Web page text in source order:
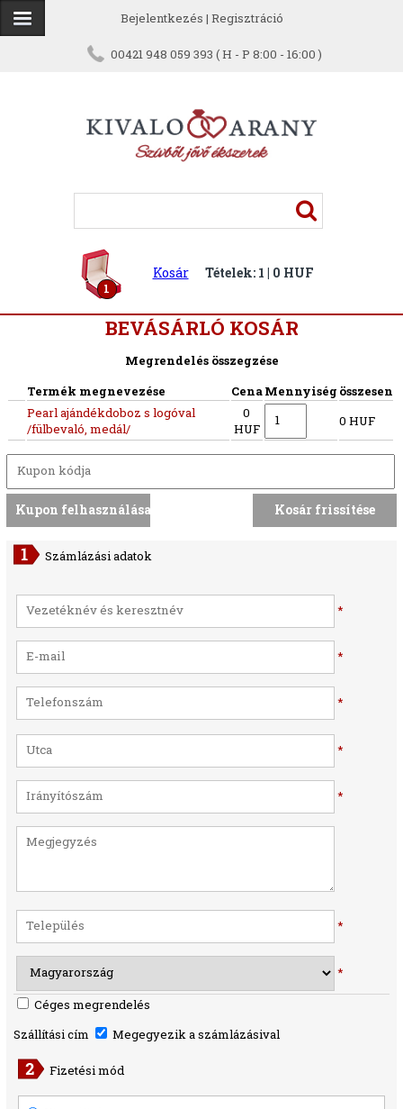
Bejelentkezés | Regisztráció
00421 948 059 393 ( H - P 8:00 - 16:00 )
1
Kosár Tételek: 1 | 0 HUF
BEVÁSÁRLÓ KOSÁR
Megrendelés összegzése
Termék megnevezése
CenaMennyiség összesen
Pearl ajándékdoboz s logóval
/fülbevaló, medál/
0
HUF
0 HUF
Számlázási adatok
*
*
*
*
*
*
*
Céges megrendelés
Szállítási cím
Megegyezik a számlázásival
Fizetési mód